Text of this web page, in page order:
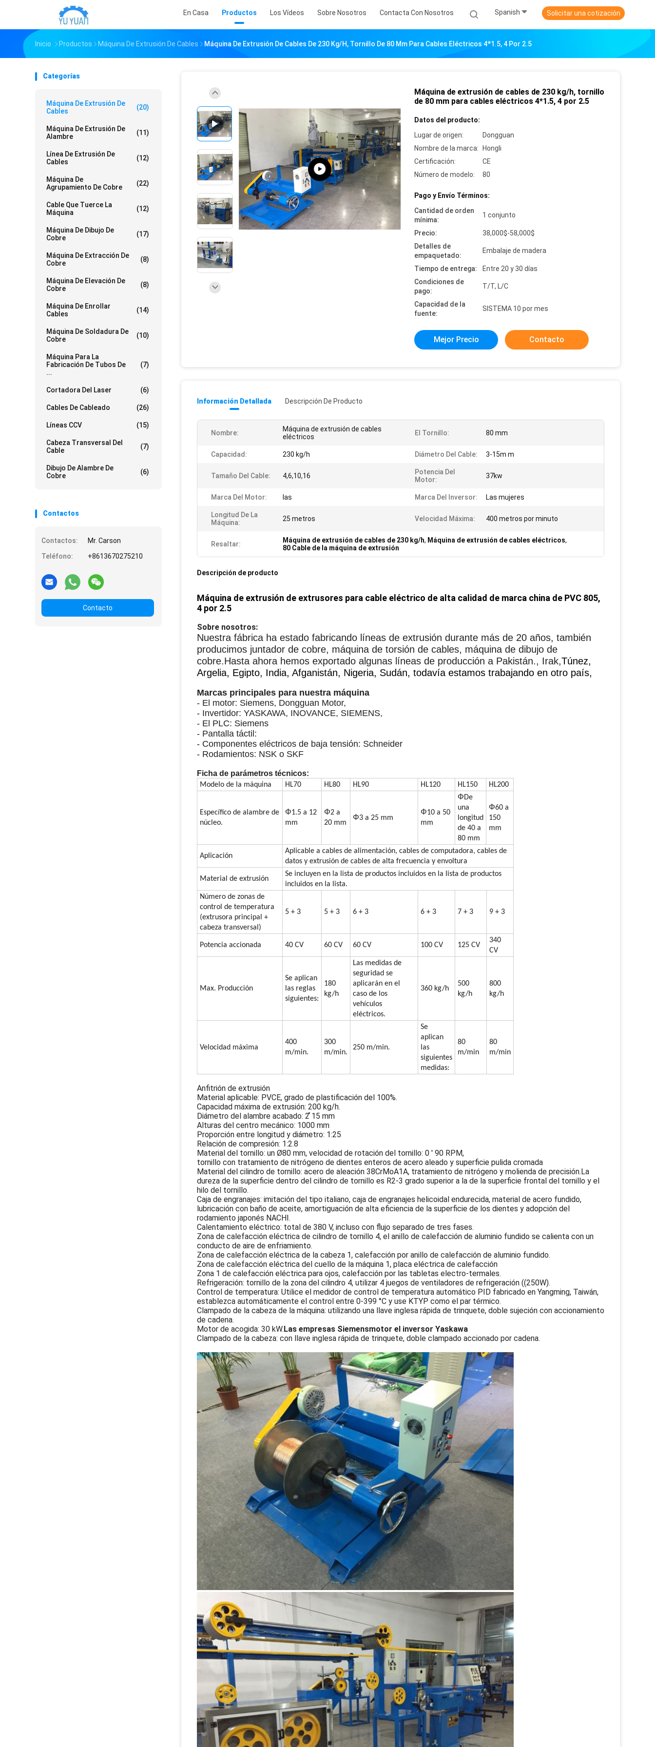
En Casa Productos Los Vídeos Sobre Nosotros Contacta Con Nosotros Spanish Solicitar una cotización
Inicio Productos Máquina De Extrusión De Cables Máquina De Extrusión De Cables De 230 Kg/h, Tornillo De 80 Mm Para Cables Eléctricos 4*1.5, 4 Por 2.5
Categorías
Máquina De Extrusión De
Cables
(20)
Máquina De Extrusión De
Alambre
(11)
Línea De Extrusión De
Cables
(12)
Máquina De
Agrupamiento De Cobre
(22)
Cable Que Tuerce La
Máquina
(12)
Máquina De Dibujo De
Cobre
(17)
Máquina De Extracción De
Cobre
(8)
Máquina De Elevación De
Cobre
(8)
Máquina De Enrollar
Cables
(14)
Máquina De Soldadura De
Cobre
(10)
Máquina Para La
Fabricación De Tubos De
...
(7)
Cortadora Del Laser (6)
Cables De Cableado (26)
Líneas CCV (15)
Cabeza Transversal Del
Cable
(7)
Dibujo De Alambre De
Cobre
(6)
Contactos
Contactos:
Mr. Carson
Teléfono:
+8613670275210
Contacto
Máquina de extrusión de cables de 230 kg/h, tornillo
de 80 mm para cables eléctricos 4*1.5, 4 por 2.5
Datos del producto:
Lugar de origen:
Dongguan
Nombre de la marca:
Hongli
Certificación:
CE
Número de modelo:
80
Pago y Envío Términos:
Cantidad de orden
mínima:
1 conjunto
Precio:
38,000$-58,000$
Detalles de
empaquetado:
Embalaje de madera
Tiempo de entrega:
Entre 20 y 30 días
Condiciones de
pago:
T/T, L/C
Capacidad de la
fuente:
SISTEMA 10 por mes
Mejor Precio Contacto
Información Detallada Descripción De Producto
Nombre:
Máquina de extrusión de cables
eléctricos
El Tornillo: 80 mm
Capacidad: 230 kg/h Diámetro Del Cable: 3-15m m
Tamaño Del Cable: 4,6,10,16
Potencia Del
Motor:
37kw
Marca Del Motor: las Marca Del Inversor: Las mujeres
Longitud De La
Máquina:
25 metros Velocidad Máxima: 400 metros por minuto
Resaltar: Máquina de extrusión de cables de 230 kg/h, Máquina de extrusión de cables eléctricos,
80 Cable de la máquina de extrusión
Descripción de producto
Máquina de extrusión de extrusores para cable eléctrico de alta calidad de marca china de PVC 805,
4 por 2.5
Sobre nosotros:
Nuestra fábrica ha estado fabricando líneas de extrusión durante más de 20 años, también
producimos juntador de cobre, máquina de torsión de cables, máquina de dibujo de
cobre.Hasta ahora hemos exportado algunas líneas de producción a Pakistán., Irak,Túnez,
Argelia, Egipto, India, Afganistán, Nigeria, Sudán, todavía estamos trabajando en otro país,
Marcas principales para nuestra máquina
- El motor: Siemens, Dongguan Motor,
- Invertidor: YASKAWA, INOVANCE, SIEMENS,
- El PLC: Siemens
- Pantalla táctil:
- Componentes eléctricos de baja tensión: Schneider
- Rodamientos: NSK o SKF
Ficha de parámetros técnicos:
Modelo de la máquina HL70 HL80 HL90 HL120 HL150 HL200
Específico de alambre de
núcleo.
Φ1.5 a 12
mm
Φ2 a
20 mm
Φ3 a 25 mm
Φ10 a 50
mm
ΦDe
una
longitud
de 40 a
80 mm
Φ60 a
150
mm
Aplicación
Aplicable a cables de alimentación, cables de computadora, cables de
datos y extrusión de cables de alta frecuencia y envoltura
Material de extrusión
Se incluyen en la lista de productos incluidos en la lista de productos
incluidos en la lista.
Número de zonas de
control de temperatura
(extrusora principal +
cabeza transversal)
5 + 3 5 + 3 6 + 3 6 + 3 7 + 3 9 + 3
Potencia accionada 40 CV 60 CV 60 CV 100 CV 125 CV
340
CV
Max. Producción
Se aplican
las reglas
siguientes:
180
kg/h
Las medidas de
seguridad se
aplicarán en el
caso de los
vehículos
eléctricos.
360 kg/h
500
kg/h
800
kg/h
Velocidad máxima
400
m/min.
300
m/min.
250 m/min.
Se
aplican
las
siguientes
medidas:
80
m/min
80
m/min
Anfitrión de extrusión
Material aplicable: PVCE, grado de plastificación del 100%.
Capacidad máxima de extrusión: 200 kg/h.
Diámetro del alambre acabado: 2 ̊15 mm
Alturas del centro mecánico: 1000 mm
Proporción entre longitud y diámetro: 1:25
Relación de compresión: 1:2.8
Material del tornillo: un Ø80 mm, velocidad de rotación del tornillo: 0 ′ 90 RPM,
tornillo con tratamiento de nitrógeno de dientes enteros de acero aleado y superficie pulida cromada
Material del cilindro de tornillo: acero de aleación 38CrMoA1A, tratamiento de nitrógeno y molienda de precisión.La
dureza de la superficie dentro del cilindro de tornillo es R2-3 grado superior a la de la superficie frontal del tornillo y el
hilo del tornillo.
Caja de engranajes: imitación del tipo italiano, caja de engranajes helicoidal endurecida, material de acero fundido,
lubricación con baño de aceite, amortiguación de alta eficiencia de la superficie de los dientes y adopción del
rodamiento japonés NACHI.
Calentamiento eléctrico: total de 380 V, incluso con flujo separado de tres fases.
Zona de calefacción eléctrica de cilindro de tornillo 4, el anillo de calefacción de aluminio fundido se calienta con un
conducto de aire de enfriamiento.
Zona de calefacción eléctrica de la cabeza 1, calefacción por anillo de calefacción de aluminio fundido.
Zona de calefacción eléctrica del cuello de la máquina 1, placa eléctrica de calefacción
Zona 1 de calefacción eléctrica para ojos, calefacción por las tabletas electro-termales.
Refrigeración: tornillo de la zona del cilindro 4, utilizar 4 juegos de ventiladores de refrigeración ((250W).
Control de temperatura: Utilice el medidor de control de temperatura automático PID fabricado en Yangming, Taiwán,
establezca automáticamente el control entre 0-399 °C y use KTYP como el par térmico.
Clampado de la cabeza de la máquina: utilizando una llave inglesa rápida de trinquete, doble sujeción con accionamiento
de cadena.
Motor de acogida: 30 kW.Las empresas Siemensmotor el inversor Yaskawa
Clampado de la cabeza: con llave inglesa rápida de trinquete, doble clampado accionado por cadena.